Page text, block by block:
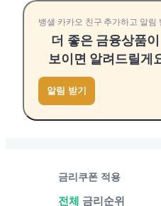
뱅샐 카카오 친구 추가하고 알림
더 좋은 금융상품이
보이면 알려드릴게
알림 받기
금리쿠폰 적용
전체 금리순위